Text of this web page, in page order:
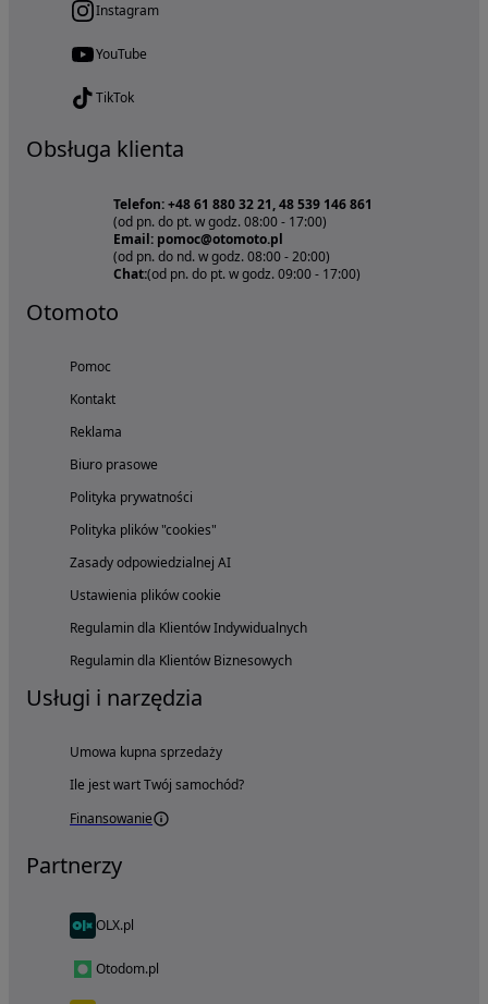
Instagram
YouTube
TikTok
Obsługa klienta
Telefon: +48 61 880 32 21, 48 539 146 861
(od pn. do pt. w godz. 08:00 - 17:00)
Email: pomoc@otomoto.pl
(od pn. do nd. w godz. 08:00 - 20:00)
Chat:(od pn. do pt. w godz. 09:00 - 17:00)
Otomoto
Pomoc
Kontakt
Reklama
Biuro prasowe
Polityka prywatności
Polityka plików "cookies"
Zasady odpowiedzialnej AI
Ustawienia plików cookie
Regulamin dla Klientów Indywidualnych
Regulamin dla Klientów Biznesowych
Usługi i narzędzia
Umowa kupna sprzedaży
Ile jest wart Twój samochód?
Finansowanie
Partnerzy
OLX.pl
Otodom.pl